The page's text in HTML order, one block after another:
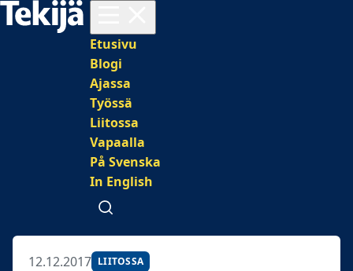
Päävalikko
Etusivu
Blogi
Ajassa
Työssä
Liitossa
Vapaalla
På Svenska
In English
Avaa haku
12.12.2017 LIITOSSA